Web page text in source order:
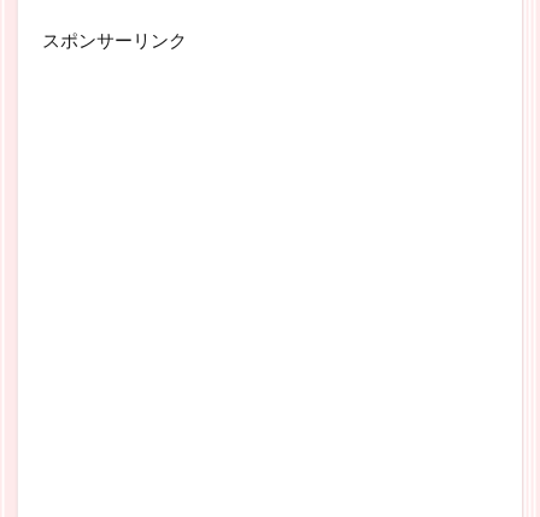
スポンサーリンク